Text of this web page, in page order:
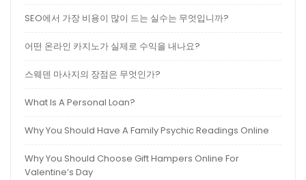
SEO에서 가장 비용이 많이 드는 실수는 무엇입니까?
어떤 온라인 카지노가 실제로 수익을 내나요?
스웨덴 마사지의 장점은 무엇인가?
What Is A Personal Loan?
Why You Should Have A Family Psychic Readings Online
Why You Should Choose Gift Hampers Online For
Valentine’s Day